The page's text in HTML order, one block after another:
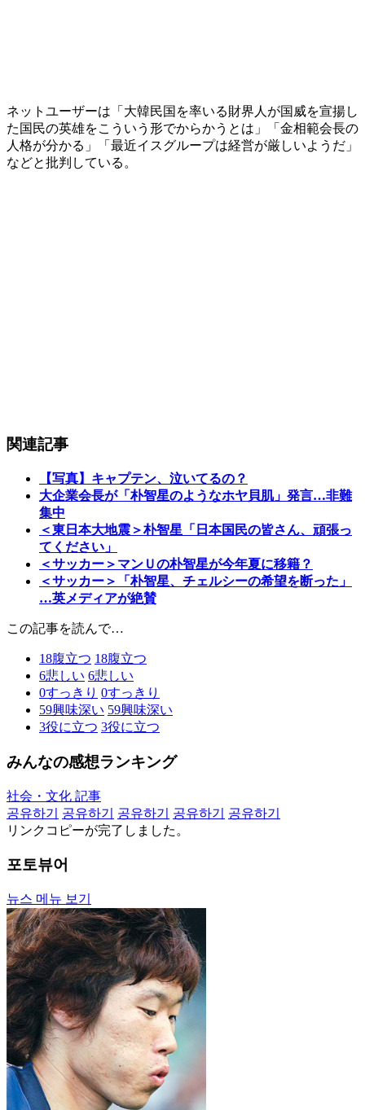
ネットユーザーは「大韓民国を率いる財界人が国威を宣揚し
た国民の英雄をこういう形でからかうとは」「金相範会長の
人格が分かる」「最近イスグループは経営が厳しいようだ」
などと批判している。
関連記事
【写真】キャプテン、泣いてるの？
大企業会長が「朴智星のようなホヤ貝肌」発言…非難
集中
＜東日本大地震＞朴智星「日本国民の皆さん、頑張っ
てください」
＜サッカー＞マンＵの朴智星が今年夏に移籍？
＜サッカー＞「朴智星、チェルシーの希望を断った」
…英メディアが絶賛
この記事を読んで…
18腹立つ 18腹立つ
6悲しい 6悲しい
0すっきり 0すっきり
59興味深い 59興味深い
3役に立つ 3役に立つ
みんなの感想ランキング
社会・文化 記事
공유하기
공유하기 공유하기 공유하기
공유하기
リンクコピーが完了しました。
포토뷰어
뉴스 메뉴 보기